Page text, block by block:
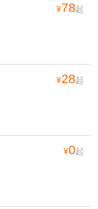
¥78起
¥28起
¥0起